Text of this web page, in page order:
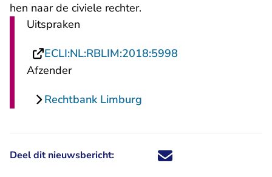
hen naar de civiele rechter.
Uitspraken
ECLI:NL:RBLIM:2018:5998
Afzender
Rechtbank Limburg
Deel dit nieuwsbericht: Deel dit nieuwsbericht via X -
Deel dit nieuwsbericht via
Deel dit nieuwsbericht
Deel dit